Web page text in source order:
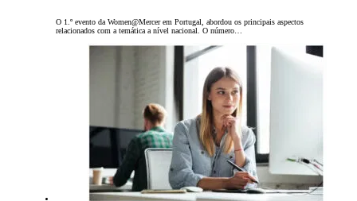
O 1.º evento da Women@Mercer em Portugal, abordou os principais aspectos
relacionados com a temática a nível nacional. O número…